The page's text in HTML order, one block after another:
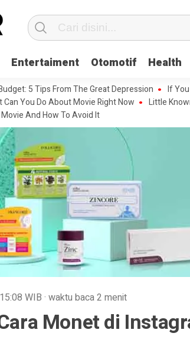
Entertaiment Otomotif Health
5 Tips From The Great Depression
If
Can You Do About Movie Right Now
Little
And How To Avoid It
15:08 WIB · waktu baca 2 menit
Monet di